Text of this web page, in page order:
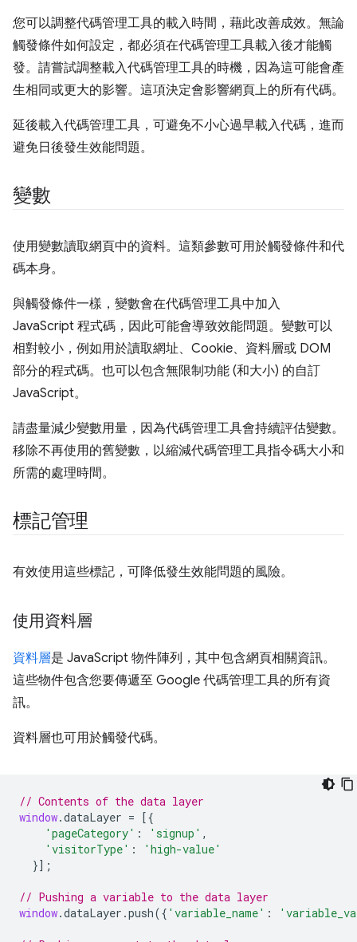
您可以調整代碼管理工具的載入時間，藉此改善成效。無論
觸發條件如何設定，都必須在代碼管理工具載入後才能觸
發。請嘗試調整載入代碼管理工具的時機，因為這可能會產
生相同或更大的影響。這項決定會影響網頁上的所有代碼。
延後載入代碼管理工具，可避免不小心過早載入代碼，進而
避免日後發生效能問題。
變數
使用變數讀取網頁中的資料。這類參數可用於觸發條件和代
碼本身。
與觸發條件一樣，變數會在代碼管理工具中加入
JavaScript 程式碼，因此可能會導致效能問題。變數可以
相對較小，例如用於讀取網址、Cookie、資料層或 DOM
部分的程式碼。也可以包含無限制功能 (和大小) 的自訂
JavaScript。
請盡量減少變數用量，因為代碼管理工具會持續評估變數。
移除不再使用的舊變數，以縮減代碼管理工具指令碼大小和
所需的處理時間。
標記管理
有效使用這些標記，可降低發生效能問題的風險。
使用資料層
資料層是 JavaScript 物件陣列，其中包含網頁相關資訊。
這些物件包含您要傳遞至 Google 代碼管理工具的所有資
訊。
資料層也可用於觸發代碼。
// Contents of the data layer
window.dataLayer =
[{
'pageCategory' : 'signup' ,
'visitorType' :
'high-value'
}];
// Pushing a variable to the data layer
window.dataLayer .push({ 'variable_name' :